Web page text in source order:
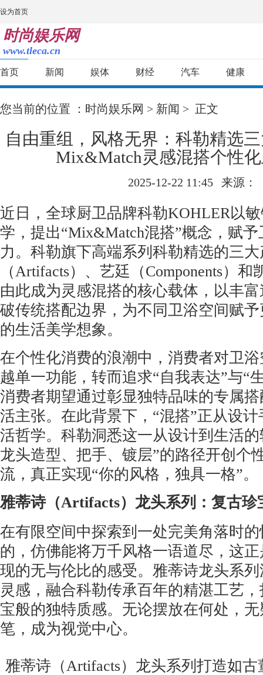
设为首页
时尚娱乐网
www.tleca.cn
首页 新闻 娱体 财经 汽车 健康
您当前的位置 ： 时尚娱乐网 > 新闻 > 正文
自由重组，风格无界：科勒精选
Mix&Match灵感混搭个性
2025-12-22 11:45 来源：
近日，全球厨卫品牌科勒KOHLER以
学，提出“Mix&Match混搭”概念，赋
力。科勒旗下高端系列科勒精选的三
（Artifacts）、艺廷（Components）和
由此成为灵感混搭的核心载体，以丰
破传统搭配边界，为不同卫浴空间赋
的生活美学想象。
在个性化消费的浪潮中，消费者对卫
越单一功能，转而追求“自我表达”与“
消费者期望通过彰显独特品味的专属
活主张。在此背景下，“混搭”正从设
活哲学。科勒洞悉这一从设计到生活
龙头造型、把手、镀层”的路径开创个
流，真正实现“你的风格，独具一格”。
雅蒂诗（Artifacts） 龙头系列：复古珍
在有限空间中探索到一处完美角落时
的，仿佛能将万千风格一语道尽，这
现的无与伦比的感受。雅蒂诗龙头系
灵感，融合科勒传承百年的精湛工艺
宝般的独特质感。无论摆放在何处，
笔，成为视觉中心。
雅蒂诗（Artifacts）龙头系列打造如